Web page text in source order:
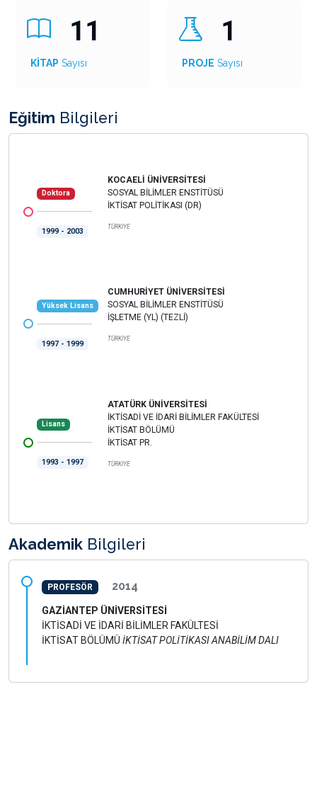
11
KİTAP Sayısı
1
PROJE Sayısı
Eğitim Bilgileri
Doktora
1999 - 2003
KOCAELİ ÜNİVERSİTESİ
SOSYAL BİLİMLER ENSTİTÜSÜ
İKTİSAT POLİTİKASI (DR)
TÜRKİYE
Yüksek Lisans
1997 - 1999
CUMHURİYET ÜNİVERSİTESİ
SOSYAL BİLİMLER ENSTİTÜSÜ
İŞLETME (YL) (TEZLİ)
TÜRKİYE
Lisans
1993 - 1997
ATATÜRK ÜNİVERSİTESİ
İKTİSADİ VE İDARİ BİLİMLER FAKÜLTESİ
İKTİSAT BÖLÜMÜ
İKTİSAT PR.
TÜRKİYE
Akademik Bilgileri
PROFESÖR 2014
GAZİANTEP ÜNİVERSİTESİ
İKTİSADİ VE İDARİ BİLİMLER FAKÜLTESİ
İKTİSAT BÖLÜMÜ İKTİSAT POLİTİKASI ANABİLİM DALI